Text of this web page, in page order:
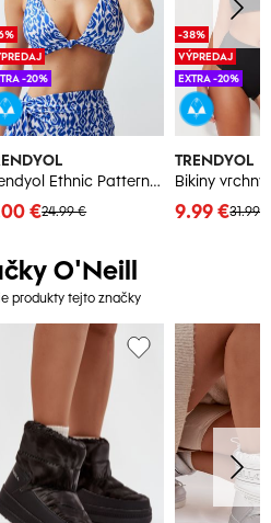
Trendyol Ethnic Patterned Bralette Knotted Bikini Top
24.99 €
€
-20%
TRENDYOL
31.99
9.99 €
-38%
VÝPREDAJ
EXTRA -20%
O'Neill
produkty tejto značky